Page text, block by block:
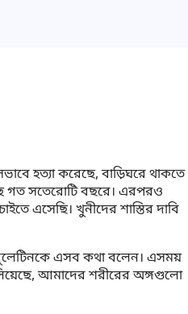
হত্যা করেছে, বাড়িঘরে থাকতে
গত সতেরোটি বছরে। এরপরও
এসেছি। খুনীদের শাস্তির দাবি
বুলেটিনকে এসব কথা বলেন। এসময়
আমাদের শরীরের অঙ্গগুলো